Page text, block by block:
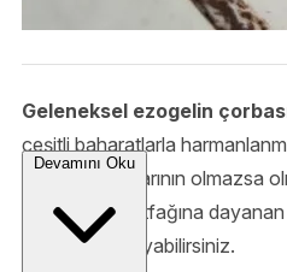
Geleneksel ezogelin
çeşitli baharatlarla
yemeği sofralarının olmazsa
Gaziantep mutfağına
şekilde hazırlayabilirsiniz.
Devamını Oku